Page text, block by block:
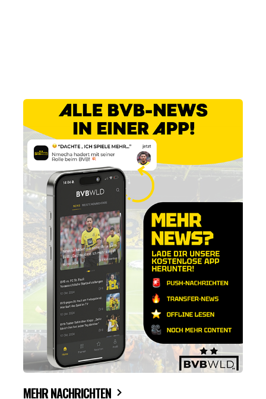
MEHR NACHRICHTEN